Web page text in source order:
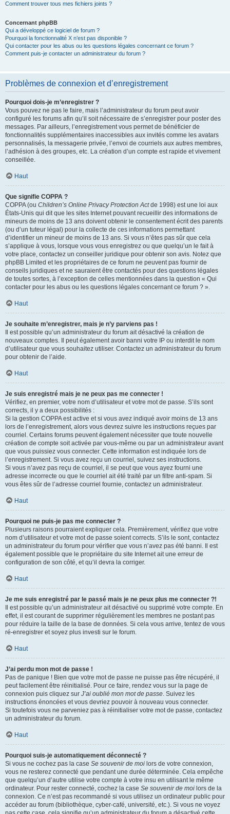
Comment trouver tous mes fichiers joints ?
Concernant phpBB
Qui a développé ce logiciel de forum ?
Pourquoi la fonctionnalité X n’est pas disponible ?
Qui contacter pour les abus ou les questions légales concernant ce forum ?
Comment puis-je contacter un administrateur du forum ?
Problèmes de connexion et d’enregistrement
Pourquoi dois-je m’enregistrer ?
Vous pouvez ne pas le faire, mais l’administrateur du forum peut avoir
configuré les forums afin qu’il soit nécessaire de s’enregistrer pour poster des
messages. Par ailleurs, l’enregistrement vous permet de bénéficier de
fonctionnalités supplémentaires inaccessibles aux invités comme les avatars
personnalisés, la messagerie privée, l’envoi de courriels aux autres membres,
l’adhésion à des groupes, etc. La création d’un compte est rapide et vivement
conseillée.
Haut
Que signifie COPPA ?
COPPA (ou Children’s Online Privacy Protection Actde 1998) est une loi aux
États-Unis qui dit que les sites Internet pouvant recueillir des informations de
mineurs de moins de 13 ans doivent obtenir le consentement écrit des parents
(ou d’un tuteur légal) pour la collecte de ces informations permettant
d’identifier un mineur de moins de 13 ans. Si vous n’êtes pas sûr que cela
s’applique à vous, lorsque vous vous enregistrez ou que quelqu’un le fait à
votre place, contactez un conseiller juridique pour obtenir son avis. Notez que
phpBB Limited et les propriétaires de ce forum ne peuvent pas fournir de
conseils juridiques et ne sauraient être contactés pour des questions légales
de toutes sortes, à l’exception de celles mentionnées dans la question « Qui
contacter pour les abus ou les questions légales concernant ce forum ? ».
Haut
Je souhaite m’enregistrer, mais je n’y parviens pas !
Il est possible qu’un administrateur du forum ait désactivé la création de
nouveaux comptes. Il peut également avoir banni votre IP ou interdit le nom
d’utilisateur que vous souhaitez utiliser. Contactez un administrateur du forum
pour obtenir de l’aide.
Haut
Je suis enregistré mais je ne peux pas me connecter !
Vérifiez, en premier, votre nom d’utilisateur et votre mot de passe. S’ils sont
corrects, il y a deux possibilités :
Si la gestion COPPA est active et si vous avez indiqué avoir moins de 13 ans
lors de l’enregistrement, alors vous devrez suivre les instructions reçues par
courriel. Certains forums peuvent également nécessiter que toute nouvelle
création de compte soit activée par vous-même ou par un administrateur avant
que vous puissiez vous connecter. Cette information est indiquée lors de
l’enregistrement. Si vous avez reçu un courriel, suivez ses instructions.
Si vous n’avez pas reçu de courriel, il se peut que vous ayez fourni une
adresse incorrecte ou que le courriel ait été traité par un filtre anti-spam. Si
vous êtes sûr de l’adresse courriel fournie, contactez un administrateur.
Haut
Pourquoi ne puis-je pas me connecter ?
Plusieurs raisons pourraient expliquer cela. Premièrement, vérifiez que votre
nom d’utilisateur et votre mot de passe soient corrects. S’ils le sont, contactez
un administrateur du forum pour vérifier que vous n’avez pas été banni. Il est
également possible que le propriétaire du site Internet ait une erreur de
configuration de son côté, et qu’il devra la corriger.
Haut
Je me suis enregistré par le passé mais je ne peux plus me connecter ?!
Il est possible qu’un administrateur ait désactivé ou supprimé votre compte. En
effet, il est courant de supprimer régulièrement les membres ne postant pas
pour réduire la taille de la base de données. Si cela vous arrive, tentez de vous
ré-enregistrer et soyez plus investi sur le forum.
Haut
J’ai perdu mon mot de passe !
Pas de panique ! Bien que votre mot de passe ne puisse pas être récupéré, il
peut facilement être réinitialisé. Pour ce faire, rendez vous sur la page de
connexion puis cliquez sur J’ai oublié mon mot de passe. Suivez les
instructions énoncées et vous devriez pouvoir à nouveau vous connecter.
Si toutefois vous ne parveniez pas à réinitialiser votre mot de passe, contactez
un administrateur du forum.
Haut
Pourquoi suis-je automatiquement déconnecté ?
Si vous ne cochez pas la case Se souvenir de moi lors de votre connexion,
vous ne resterez connecté que pendant une durée déterminée. Cela empêche
que quelqu’un d’autre utilise votre compte à votre insu en utilisant le même
ordinateur. Pour rester connecté, cochez la case Se souvenir de moi lors de la
connexion. Ce n’est pas recommandé si vous utilisez un ordinateur public pour
accéder au forum (bibliothèque, cyber-café, université, etc.). Si vous ne voyez